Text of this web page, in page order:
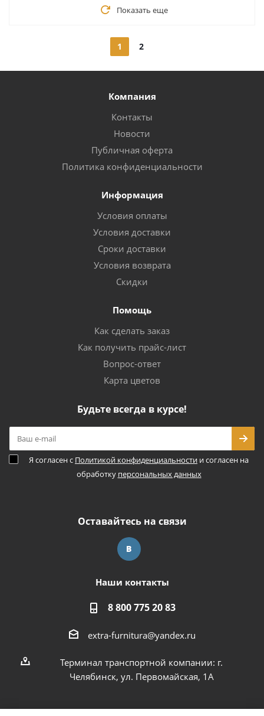
Показать еще
1 2
Компания
Контакты
Новости
Публичная оферта
Политика конфиденциальности
Информация
Условия оплаты
Условия доставки
Сроки доставки
Условия возврата
Скидки
Помощь
Как сделать заказ
Как получить прайс-лист
Вопрос-ответ
Карта цветов
Будьте всегда в курсе!
Я согласен с Политикой конфиденциальности и согласен на
обработку персональных данных
Оставайтесь на связи
Наши контакты
8 800 775 20 83
extra-furnitura@yandex.ru
Терминал транспортной компании: г.
Челябинск, ул. Первомайская, 1А